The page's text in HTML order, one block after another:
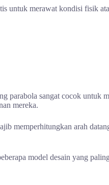
untuk merawat kondisi fisik
parabola sangat cocok untuk
mereka.
memperhitungkan arah
model desain yang